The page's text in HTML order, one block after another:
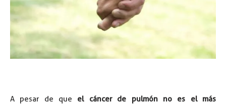
A pesar de que el cáncer de pulmón no es el más